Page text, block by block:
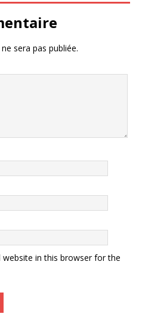
sera pas publiée.
website in this browser for the